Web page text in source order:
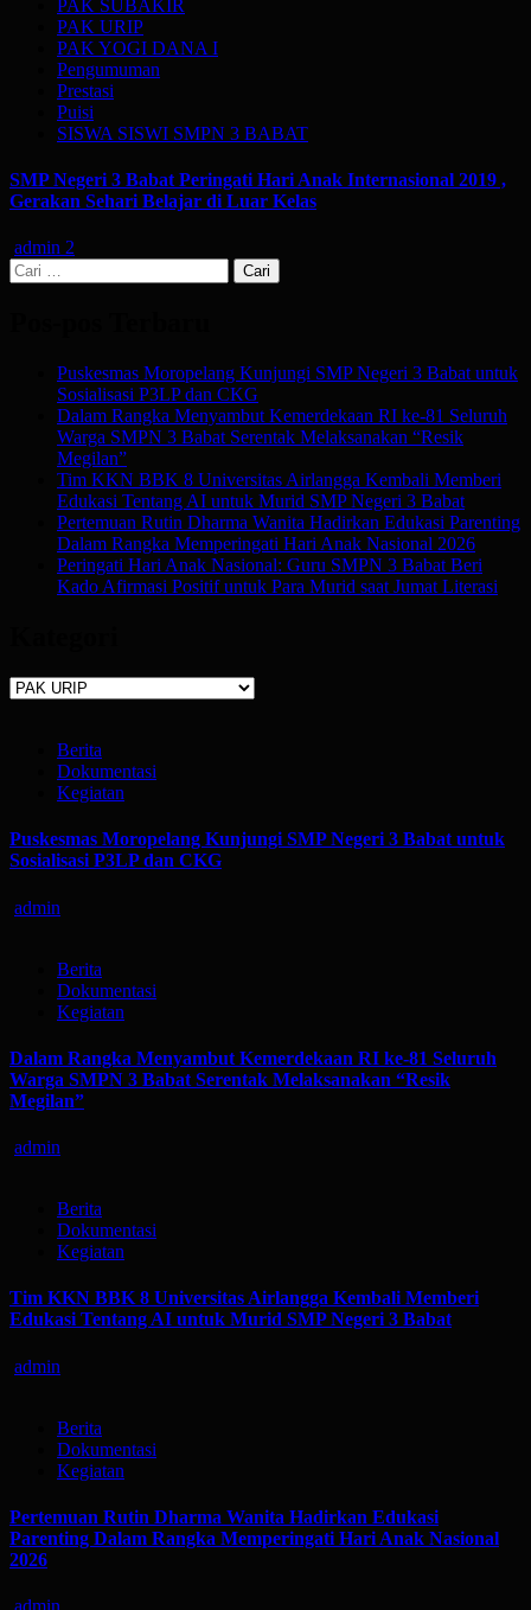
PAK SUBAKIR
PAK URIP
PAK YOGI DANA I
Pengumuman
Prestasi
Puisi
SISWA SISWI SMPN 3 BABAT
SMP Negeri 3 Babat Peringati Hari Anak Internasional 2019 ,
Gerakan Sehari Belajar di Luar Kelas
admin 2
Cari
untuk:
Puskesmas Moropelang Kunjungi SMP Negeri 3 Babat untuk
Sosialisasi P3LP dan CKG
Dalam Rangka Menyambut Kemerdekaan RI ke-81 Seluruh
Warga SMPN 3 Babat Serentak Melaksanakan “Resik
Megilan”
Tim KKN BBK 8 Universitas Airlangga Kembali Memberi
Edukasi Tentang AI untuk Murid SMP Negeri 3 Babat
Pertemuan Rutin Dharma Wanita Hadirkan Edukasi Parenting
Dalam Rangka Memperingati Hari Anak Nasional 2026
Peringati Hari Anak Nasional: Guru SMPN 3 Babat Beri
Kado Afirmasi Positif untuk Para Murid saat Jumat Literasi
Kategori
Berita
Dokumentasi
Kegiatan
Puskesmas Moropelang Kunjungi SMP Negeri 3 Babat untuk
Sosialisasi P3LP dan CKG
admin
Berita
Dokumentasi
Kegiatan
Dalam Rangka Menyambut Kemerdekaan RI ke-81 Seluruh
Warga SMPN 3 Babat Serentak Melaksanakan “Resik
Megilan”
admin
Berita
Dokumentasi
Kegiatan
Tim KKN BBK 8 Universitas Airlangga Kembali Memberi
Edukasi Tentang AI untuk Murid SMP Negeri 3 Babat
admin
Berita
Dokumentasi
Kegiatan
Pertemuan Rutin Dharma Wanita Hadirkan Edukasi
Parenting Dalam Rangka Memperingati Hari Anak Nasional
2026